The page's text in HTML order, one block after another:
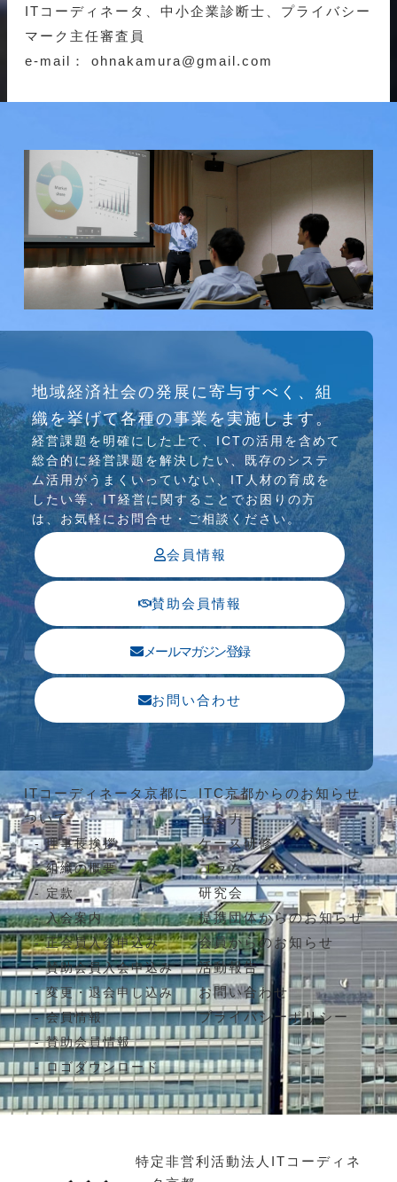
ITコーディネータ、中小企業診断士、プライバシー
マーク主任審査員
e-mail： ohnakamura@gmail.com
介護ソリューション研究会、WEB/SNS研究会を
行っています
地域経済社会の発展に寄与すべく、組
織を挙げて各種の事業を実施します。
経営課題を明確にした上で、ICTの活⽤を含めて
総合的に経営課題を解決したい、既存のシステ
ム活⽤がうまくいっていない、IT⼈材の育成を
したい等、IT経営に関することでお困りの⽅
は、お気軽にお問合せ・ご相談ください。
会員情報
賛助会員情報
メールマガジン登録
お問い合わせ
ITコーディネータ京都に
ついて
理事長挨拶
組織の概要
定款
入会案内
正会員入会申込み
賛助会員入会申込み
変更・退会申し込み
会員情報
賛助会員情報
ロゴダウンロード
ITC京都からのお知らせ
セミナー
ケース研修
コラム
研究会
提携団体からのお知らせ
会員からのお知らせ
活動報告
お問い合わせ
プライバシーポリシー
特定非営利活動法人ITコーディネ